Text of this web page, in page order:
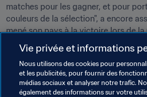
matches pour les gagner, et pour
couleurs de la sélection", a encore
mené son pays à la victoire lors de
U-20 de la FIFA 1991 à domicile.
Real Madrid, et adjoint de Sir Alex
Manchester United, Queiroz est
sélectionneur étranger de la
Européen depuis 40 ans, et le
Vie privée et informations
Nous utilisons des cookies pour
et les publicités, pour fournir des
médias sociaux et analyser notre trafic.
également des informations sur votre